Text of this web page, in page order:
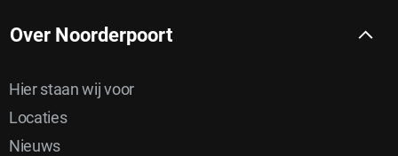
Over Noorderpoort
Hier staan wij voor
Locaties
Nieuws